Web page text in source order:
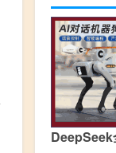
DeepSeek